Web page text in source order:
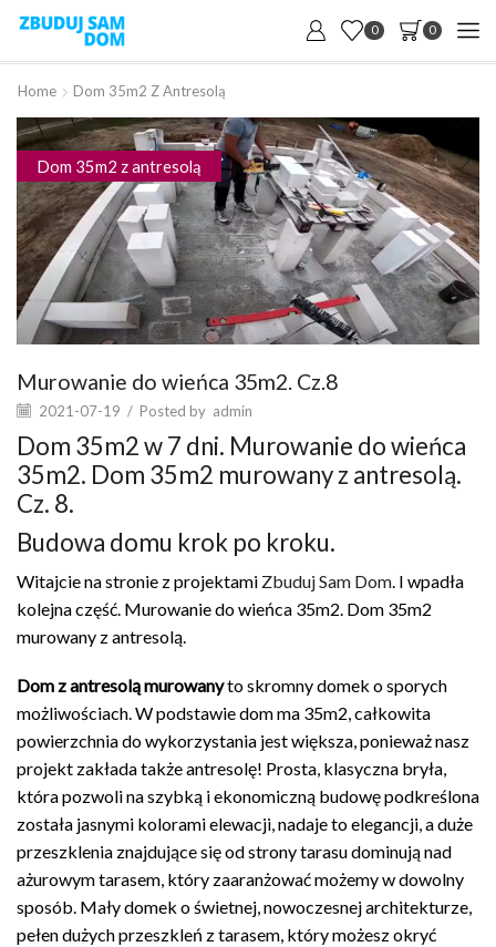
0 0
Home Dom 35m2 Z Antresolą
Dom 35m2 z antresolą
Murowanie do wieńca 35m2. Cz.8
2021-07-19 / Posted by admin
Dom 35m2 w 7 dni. Murowanie do wieńca
35m2. Dom 35m2 murowany z antresolą.
Cz. 8.
Budowa domu krok po kroku.
Witajcie na stronie z projektami Zbuduj Sam Dom. I wpadła
kolejna część. Murowanie do wieńca 35m2. Dom 35m2
murowany z antresolą.
Dom z antresolą murowanyto skromny domek o sporych
możliwościach. W podstawie dom ma 35m2, całkowita
powierzchnia do wykorzystania jest większa, ponieważ nasz
projekt zakłada także antresolę! Prosta, klasyczna bryła,
która pozwoli na szybką i ekonomiczną budowę podkreślona
została jasnymi kolorami elewacji, nadaje to elegancji, a duże
przeszklenia znajdujące się od strony tarasu dominują nad
ażurowym tarasem, który zaaranżować możemy w dowolny
sposób. Mały domek o świetnej, nowoczesnej architekturze,
pełen dużych przeszkleń z tarasem, który możesz okryć